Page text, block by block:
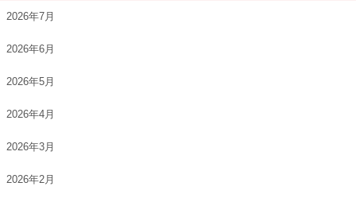
2026年7月
2026年6月
2026年5月
2026年4月
2026年3月
2026年2月